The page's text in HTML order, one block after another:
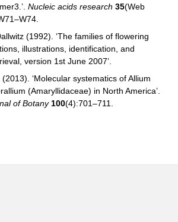
Nucleic acids research 35(Web
(1992). ‘The families of flowering
illustrations, identification, and
version 1st June 2007’.
(2013). ‘Molecular systematics of Allium
(Amaryllidaceae) in North America’.
of Botany 100(4):701–711.